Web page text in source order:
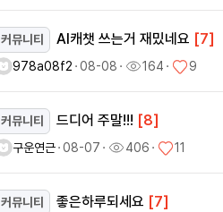
커뮤니티 AI캐챗 쓰는거 재밌네요 [7]
978a08f2ㆍ08-08ㆍ 164ㆍ 9
커뮤니티 드디어 주말!!! [8]
구운연근ㆍ08-07ㆍ 406ㆍ 11
커뮤니티 좋은하루되세요 [7]